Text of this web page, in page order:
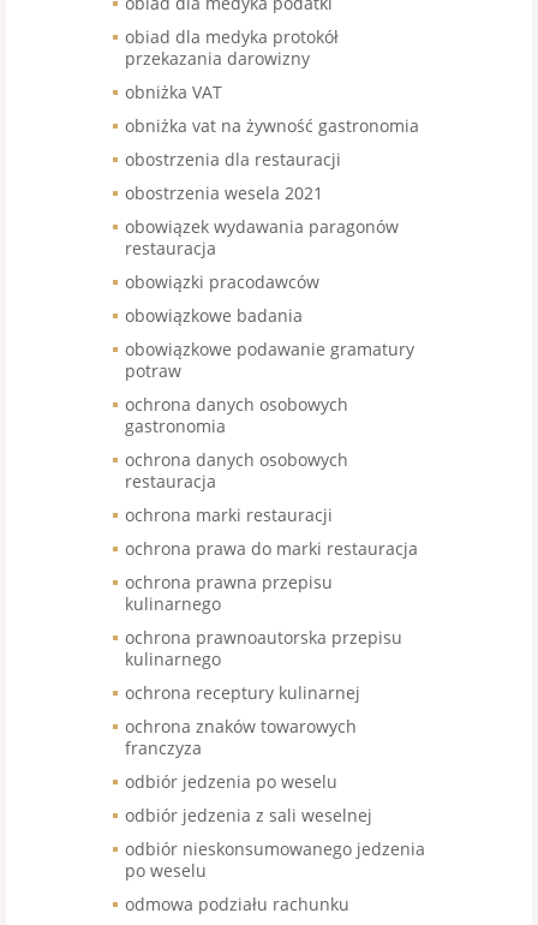
obiad dla medyka protokół
przekazania darowizny
obniżka VAT
obniżka vat na żywność gastronomia
obostrzenia dla restauracji
obostrzenia wesela 2021
obowiązek wydawania paragonów
restauracja
obowiązki pracodawców
obowiązkowe badania
obowiązkowe podawanie gramatury
potraw
ochrona danych osobowych
gastronomia
ochrona danych osobowych
restauracja
ochrona marki restauracji
ochrona prawa do marki restauracja
ochrona prawna przepisu
kulinarnego
ochrona prawnoautorska przepisu
kulinarnego
ochrona receptury kulinarnej
ochrona znaków towarowych
franczyza
odbiór jedzenia po weselu
odbiór jedzenia z sali weselnej
odbiór nieskonsumowanego jedzenia
po weselu
odmowa podziału rachunku